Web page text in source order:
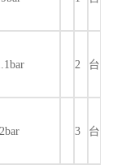
2 台
3 台